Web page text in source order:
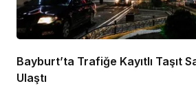
Bayburt’ta Trafiğe Kayıtlı Taşıt
Ulaştı